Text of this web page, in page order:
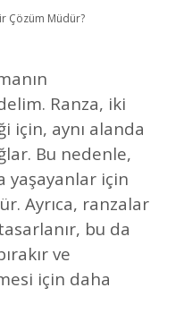
Ranza, iki
için, aynı alanda
Bu nedenle,
yaşayanlar için
Ayrıca, ranzalar
bu da
ve
için daha